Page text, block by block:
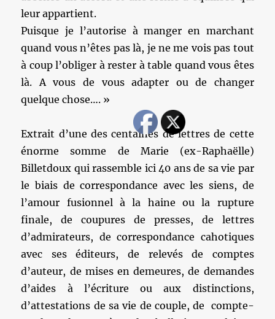
leur appartient.
Puisque je l’autorise à manger en marchant
quand vous n’êtes pas là, je ne me vois pas tout
à coup l’obliger à rester à table quand vous êtes
là. A vous de vous adapter ou de changer
quelque chose…. »
Extrait d’une des centaines de lettres de cette
énorme somme de Marie (ex-Raphaëlle)
Billetdoux qui rassemble ici 40 ans de sa vie par
le biais de correspondance avec les siens, de
l’amour fusionnel à la haine ou la rupture
finale, de coupures de presses, de lettres
d’admirateurs, de correspondance cahotiques
avec ses éditeurs, de relevés de comptes
d’auteur, de mises en demeures, de demandes
d’aides à l’écriture ou aux distinctions,
d’attestations de sa vie de couple, de compte-